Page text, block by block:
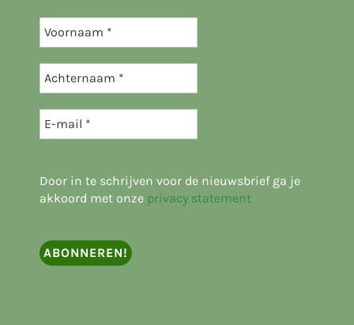
Door in te schrijven voor de nieuwsbrief ga je
akkoord met onze privacy statement